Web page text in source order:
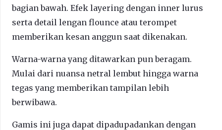
bagian bawah. Efek layering dengan inner lurus
serta detail lengan flounce atau terompet
memberikan kesan anggun saat dikenakan.
Warna-warna yang ditawarkan pun beragam.
Mulai dari nuansa netral lembut hingga warna
tegas yang memberikan tampilan lebih
berwibawa.
Gamis ini juga dapat dipadupadankan dengan